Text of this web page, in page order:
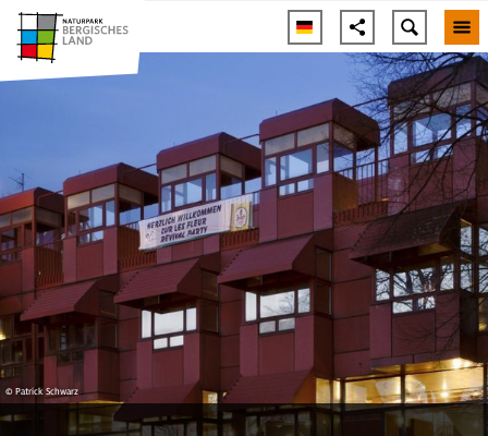
© Patrick Schwarz